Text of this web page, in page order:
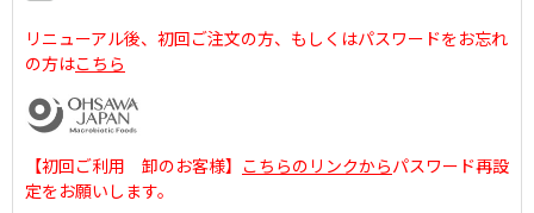
リニューアル後、初回ご注文の方、もしくはパスワードをお忘れ
の方はこちら
【初回ご利用 卸のお客様】 こちらのリンクからパスワード再設
定をお願いします。